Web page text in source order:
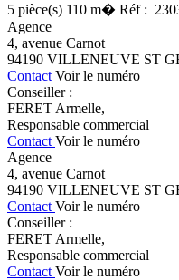
5 pièce(s) 110 m� Réf :
Agence
4, avenue Carnot
94190 VILLENEUVE ST
Contact Voir le numéro
Conseiller :
FERET Armelle,
Responsable commercial
Contact Voir le numéro
Agence
4, avenue Carnot
94190 VILLENEUVE ST
Contact Voir le numéro
Conseiller :
FERET Armelle,
Responsable commercial
Contact Voir le numéro